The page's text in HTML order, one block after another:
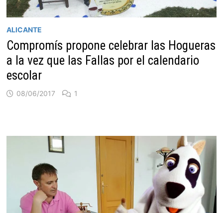
ALICANTE
Compromís propone celebrar las Hogueras
a la vez que las Fallas por el calendario
escolar
08/06/2017 1